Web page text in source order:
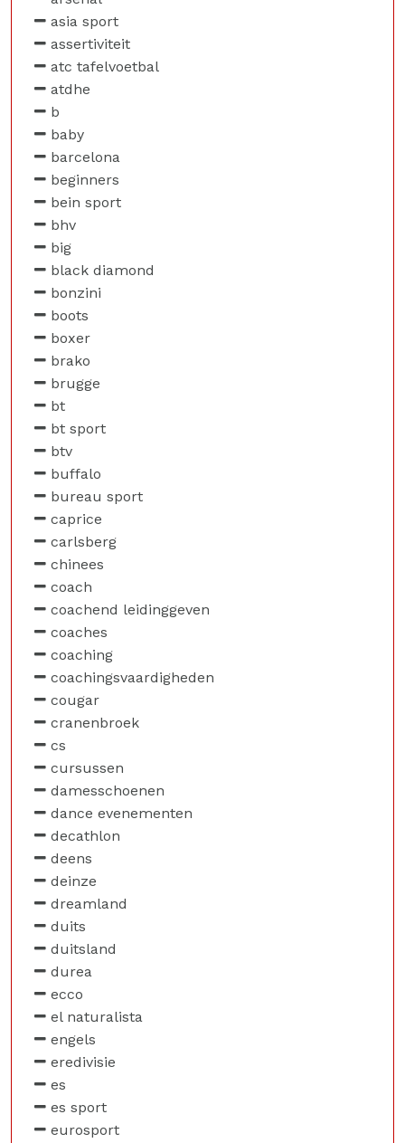
asia sport
assertiviteit
atc tafelvoetbal
atdhe
b
baby
barcelona
beginners
bein sport
bhv
big
black diamond
bonzini
boots
boxer
brako
brugge
bt
bt sport
btv
buffalo
bureau sport
caprice
carlsberg
chinees
coach
coachend leidinggeven
coaches
coaching
coachingsvaardigheden
cougar
cranenbroek
cs
cursussen
damesschoenen
dance evenementen
decathlon
deens
deinze
dreamland
duits
duitsland
durea
ecco
el naturalista
engels
eredivisie
es
es sport
eurosport